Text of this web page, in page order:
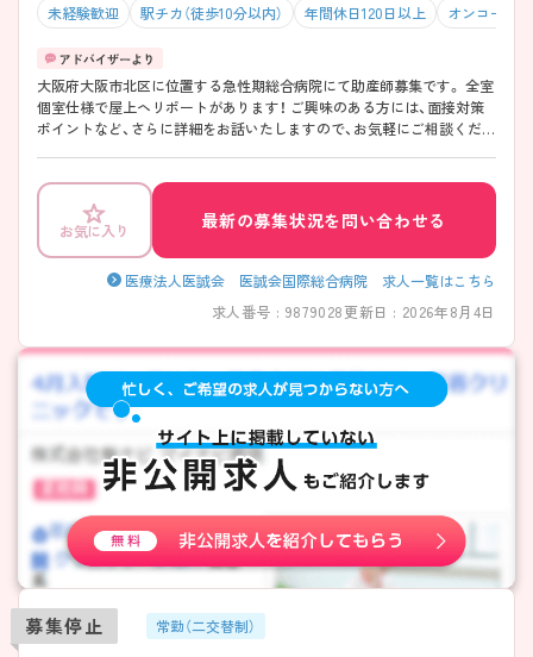
未経験歓迎 駅チカ（徒歩10分以内） 年間休日120日以上 オンコール
大阪府大阪市北区に位置する急性期総合病院にて助産師募集です。 全室
個室仕様で屋上ヘリポートがあります！ ご興味のある方には、面接対策
ポイントなど、さらに詳細をお話いたしますので、お気軽にご相談くださ
お気に入り 最新の募集状況を問い合わせる
医療法人医誠会 医誠会国際総合病院 求人一覧はこちら
求人番号 : 9879028更新日 : 2026年8月4日
募集停止 常勤（二交替制）